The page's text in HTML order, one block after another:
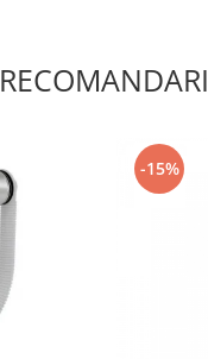
RECOMANDARI
-15%